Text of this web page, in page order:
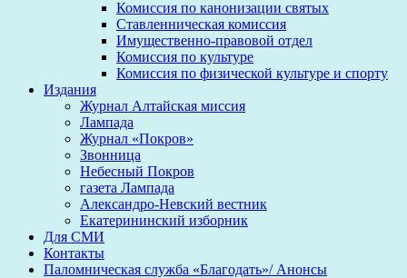
Комиссия по канонизации святых
Ставленническая комиссия
Имущественно-правовой отдел
Комиссия по культуре
Комиссия по физической культуре и спорту
Издания
Журнал Алтайская миссия
Лампада
Журнал «Покров»
Звонница
Небесный Покров
газета Лампада
Александро-Невский вестник
Екатерининский изборник
Для СМИ
Контакты
Паломническая служба «Благодать»/ Анонсы